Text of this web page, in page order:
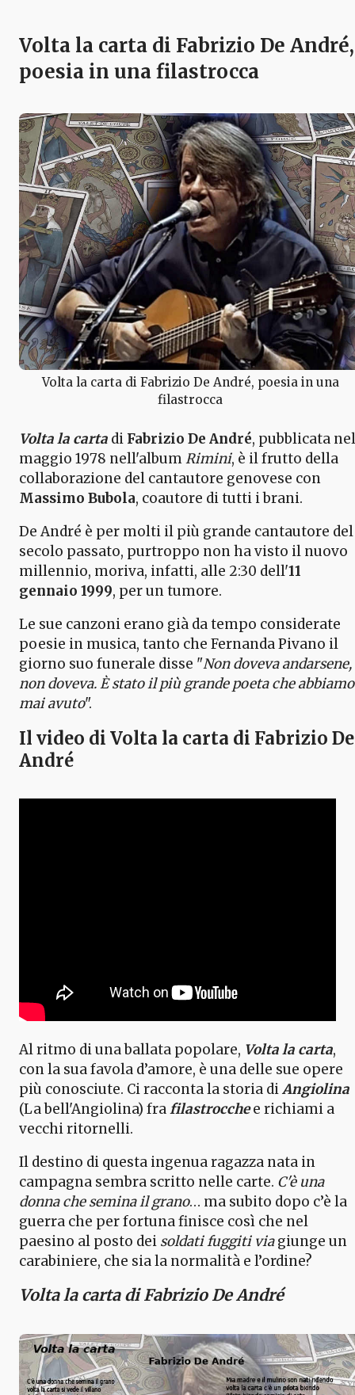
Volta la carta di Fabrizio De André,
poesia in una filastrocca
Volta la carta di Fabrizio De André, poesia in una
filastrocca
Volta la carta di Fabrizio De André, pubblicata nel
maggio 1978 nell'albumRimini, è il frutto della
collaborazione del cantautore genovese con
Massimo Bubola, coautore di tutti i brani.
De André è per molti il più grande cantautore del
secolo passato, purtroppo non ha visto il nuovo
millennio, moriva, infatti, alle 2:30 dell'11
gennaio 1999, per un tumore.
Le sue canzoni erano già da tempo considerate
poesie in musica, tanto che Fernanda Pivano il
giorno suo funerale disse "Non doveva andarsene,
non doveva. È stato il più grande poeta che abbiamo
mai avuto".
Il video di Volta la carta di Fabrizio De
André
Al ritmo di una ballata popolare, Volta la carta,
con la sua favola d’amore, è una delle sue opere
più conosciute. Ci racconta la storia diAngiolina
(La bell'Angiolina) frafilastrocchee richiami a
vecchi ritornelli.
Il destino di questa ingenua ragazza nata in
campagna sembra scritto nelle carte. C'è una
donna che semina il grano… ma subito dopo c’è la
guerra che per fortuna finisce così che nel
paesino al posto dei soldati fuggiti viagiunge un
carabiniere, che sia la normalità e l’ordine?
Volta la carta di Fabrizio De André